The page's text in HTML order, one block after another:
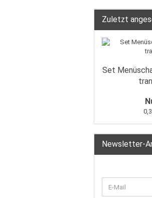
Zuletzt
Set
Newsletter-